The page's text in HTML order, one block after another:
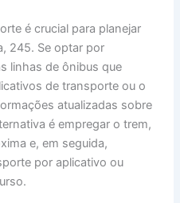
é crucial para planejar
245. Se optar por
linhas de ônibus que
de transporte ou o
atualizadas sobre
é empregar o trem,
e, em seguida,
por aplicativo ou